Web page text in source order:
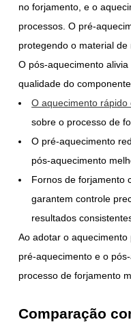
no forjamento, e o
processos. O pré-
protegendo o material de
O pós-aquecimento
qualidade do
O aquecimento rápido
sobre o processo de
O pré-aquecimento
pós-aquecimento
Fornos de forjamento
garantem controle
resultados
Ao adotar o
pré-aquecimento e o
processo de forjamento
Comparação